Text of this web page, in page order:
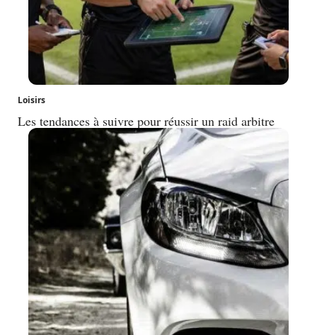
Loisirs
Les tendances à suivre pour réussir un raid arbitre